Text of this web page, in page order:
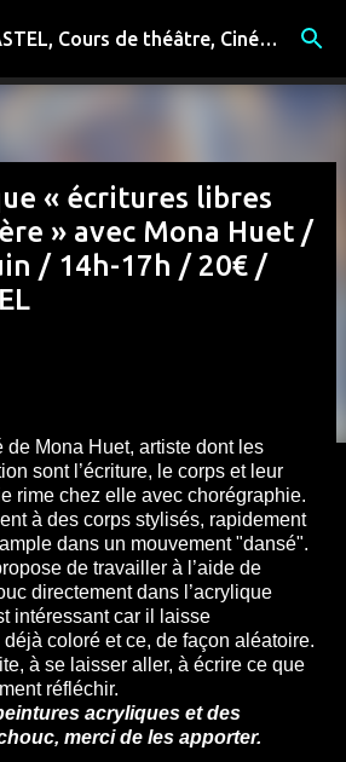
au contenu principal Compagnie PASTEL, Cours de théâtre, Cinéma, Exposition, Ateliers artistiques, Spectacle à Reims
« écritures libres
» avec Mona Huet /
/ 14h-17h / 20€ /
de Mona Huet, artiste dont les
sont l’écriture, le corps et leur
rime chez elle avec chorégraphie.
à des corps stylisés, rapidement
dans un mouvement "dansé".
de travailler à l’aide de
directement dans l’acrylique
intéressant car il laisse
coloré et ce, de façon aléatoire.
à se laisser aller, à écrire ce que
réfléchir.
acryliques et des
merci de les apporter.